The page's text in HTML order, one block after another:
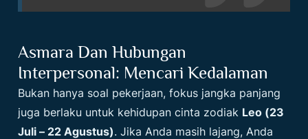
Asmara Dan Hubungan
Interpersonal: Mencari Kedalaman
Bukan hanya soal pekerjaan, fokus jangka panjang
juga berlaku untuk kehidupan cinta zodiak Leo (23
Juli – 22 Agustus). Jika Anda masih lajang, Anda